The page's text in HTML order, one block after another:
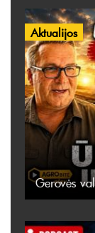
Aktualijos
Gerovės